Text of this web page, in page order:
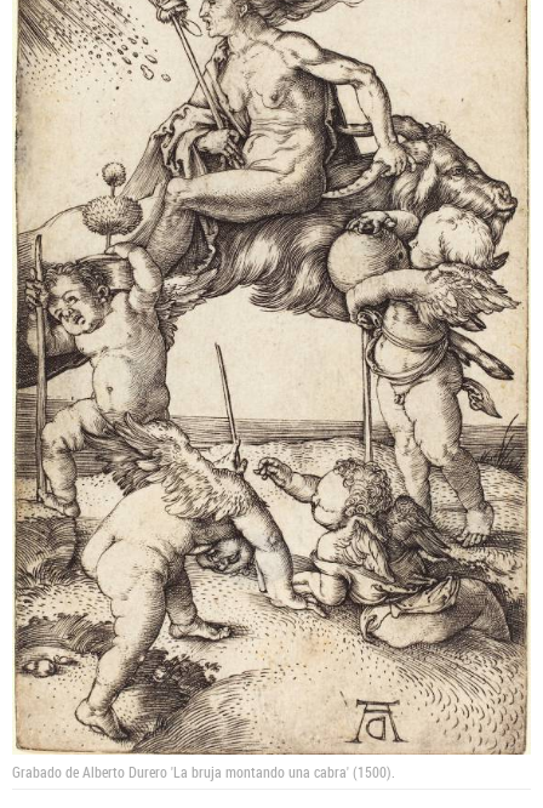
Grabado de Alberto Durero 'La bruja montando una cabra' (1500).